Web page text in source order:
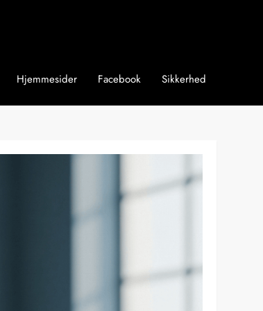
Hjemmesider Facebook Sikkerhed